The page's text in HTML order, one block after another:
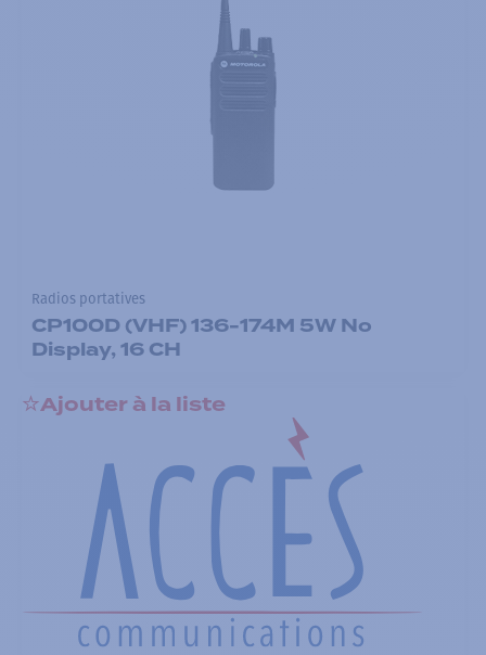
Radios portatives
CP100D (VHF) 136-174M 5W No
Display, 16 CH
Ajouter à la liste